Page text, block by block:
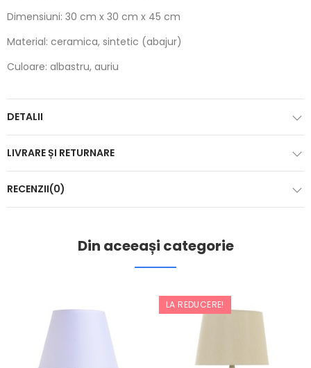
Dimensiuni: 30 cm x 30 cm x 45 cm
Material: ceramica, sintetic (abajur)
Culoare: albastru, auriu
DETALII
LIVRARE ȘI RETURNARE
RECENZII(0)
Din aceeași categorie
LA REDUCERE!